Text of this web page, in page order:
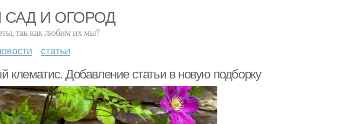
САД И ОГОРОД
так как любим их мы?
статьи
Добавление статьи в новую подборку